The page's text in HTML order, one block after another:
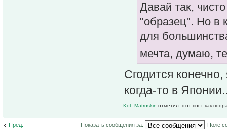
Давай так,
"образец". Но в
для
мечта, думаю,
Сгодится
когда-то в
Kot_Matroskin отметил этот пост как
Пред. Показать сообщения за: Поле